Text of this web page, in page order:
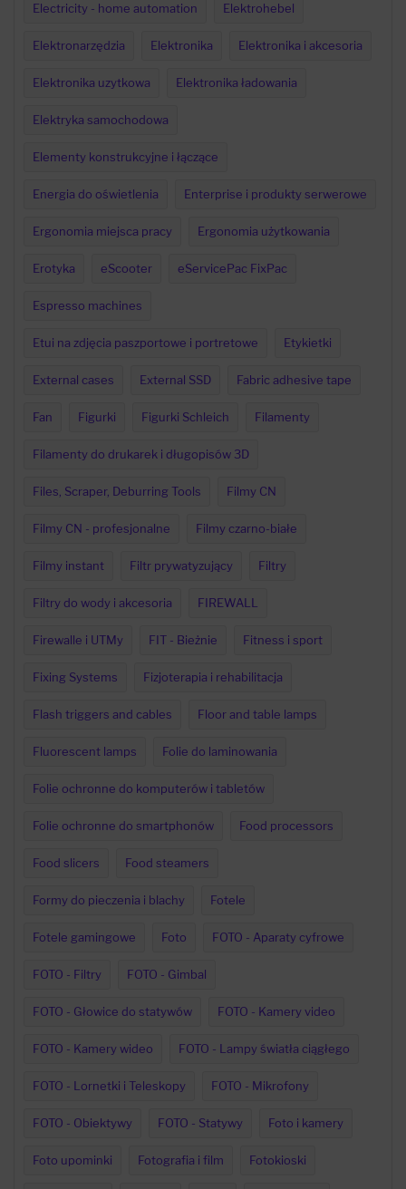
Electricity - home automation Elektrohebel
Elektronarzędzia Elektronika Elektronika i akcesoria
Elektronika uzytkowa Elektronika ładowania
Elektryka samochodowa
Elementy konstrukcyjne i łączące
Energia do oświetlenia Enterprise i produkty serwerowe
Ergonomia miejsca pracy Ergonomia użytkowania
Erotyka eScooter eServicePac FixPac
Espresso machines
Etui na zdjęcia paszportowe i portretowe Etykietki
External cases External SSD Fabric adhesive tape
Fan Figurki Figurki Schleich Filamenty
Filamenty do drukarek i długopisów 3D
Files, Scraper, Deburring Tools Filmy CN
Filmy CN - profesjonalne Filmy czarno-białe
Filmy instant Filtr prywatyzujący Filtry
Filtry do wody i akcesoria FIREWALL
Firewalle i UTMy FIT - Bieżnie Fitness i sport
Fixing Systems Fizjoterapia i rehabilitacja
Flash triggers and cables Floor and table lamps
Fluorescent lamps Folie do laminowania
Folie ochronne do komputerów i tabletów
Folie ochronne do smartphonów Food processors
Food slicers Food steamers
Formy do pieczenia i blachy Fotele
Fotele gamingowe Foto FOTO - Aparaty cyfrowe
FOTO - Filtry FOTO - Gimbal
FOTO - Głowice do statywów FOTO - Kamery video
FOTO - Kamery wideo FOTO - Lampy światła ciągłego
FOTO - Lornetki i Teleskopy FOTO - Mikrofony
FOTO - Obiektywy FOTO - Statywy Foto i kamery
Foto upominki Fotografia i film Fotokioski